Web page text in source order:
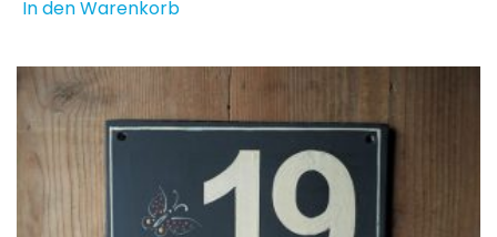
In den Warenkorb